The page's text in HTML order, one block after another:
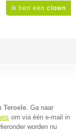
Ik ben een clown
Teroele. Ga naar
om via één e-mail in
worden nu